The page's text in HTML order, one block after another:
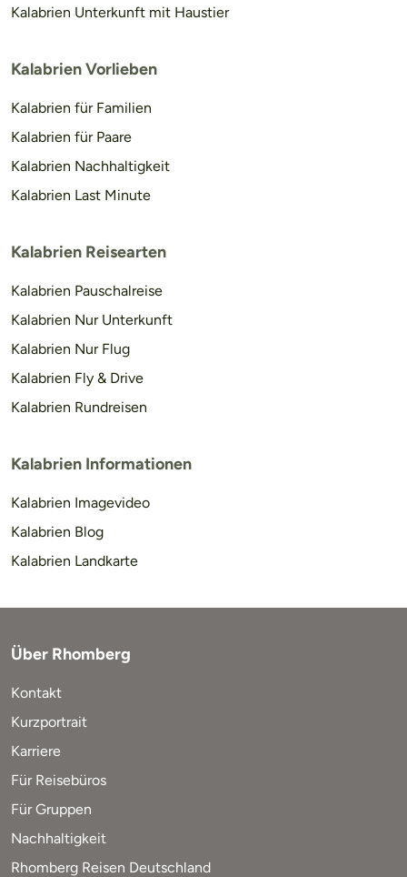
Kalabrien Unterkunft mit Haustier
Kalabrien Vorlieben
Kalabrien für Familien
Kalabrien für Paare
Kalabrien Nachhaltigkeit
Kalabrien Last Minute
Kalabrien Reisearten
Kalabrien Pauschalreise
Kalabrien Nur Unterkunft
Kalabrien Nur Flug
Kalabrien Fly & Drive
Kalabrien Rundreisen
Kalabrien Informationen
Kalabrien Imagevideo
Kalabrien Blog
Kalabrien Landkarte
Über Rhomberg
Kontakt
Kurzportrait
Karriere
Für Reisebüros
Für Gruppen
Nachhaltigkeit
Rhomberg Reisen Deutschland